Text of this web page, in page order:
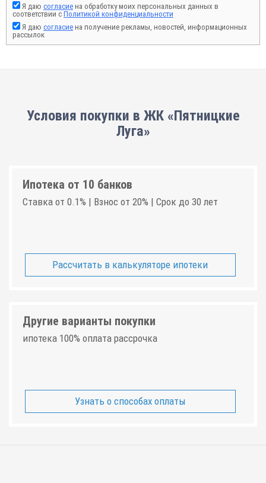
Я даю согласие на обработку моих персональных данных в
соответствии с Политикой конфиденциальности
Я даю согласие на получение рекламы, новостей, информационных
рассылок
Условия покупки в ЖК «Пятницкие
Луга»
Ипотека от 10 банков
Ставка от 0.1% | Взнос от 20% | Срок до 30 лет
Рассчитать в калькуляторе ипотеки
Другие варианты покупки
ипотека 100% оплата рассрочка
Узнать о способах оплаты